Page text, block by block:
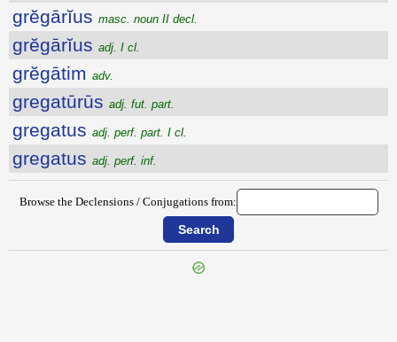
grĕgārĭus masc. noun II decl.
grĕgārĭus adj. I cl.
grĕgātim adv.
gregatūrūs adj. fut. part.
gregatus adj. perf. part. I cl.
gregatus adj. perf. inf.
Browse the Declensions / Conjugations from: